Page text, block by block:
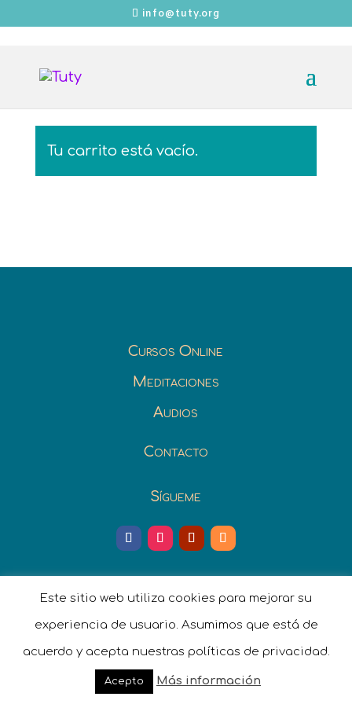
info@tuty.org
Tu carrito está vacío.
Cursos Online
Meditaciones
Audios
Contacto
Sígueme
Este sitio web utiliza cookies para mejorar su
experiencia de usuario. Asumimos que está de
acuerdo y acepta nuestras políticas de privacidad.
Acepto Más información